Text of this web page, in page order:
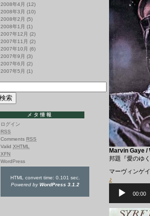
Marvin Gaye /
邦題『愛のゆ
マーヴィンゲ
♪
00:00
2008年4月 (12)
2008年3月 (10)
2008年2月 (5)
2008年1月 (1)
2007年12月 (2)
2007年11月 (2)
2007年10月 (6)
2007年9月 (3)
2007年6月 (2)
2007年5月 (1)
メタ情報
ログイン
RSS
Comments RSS
Valid XHTML
XFN
WordPress
HTML convert time: 0.101 sec.
Powered byWordPress 3.1.2